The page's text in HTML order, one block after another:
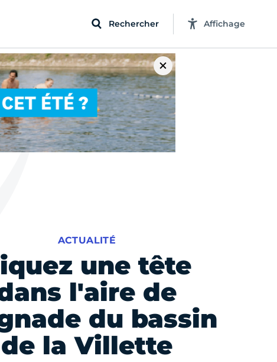
Rechercher Affichage
une tête
l'aire de
du bassin
de la Villette
ACTUALITÉ